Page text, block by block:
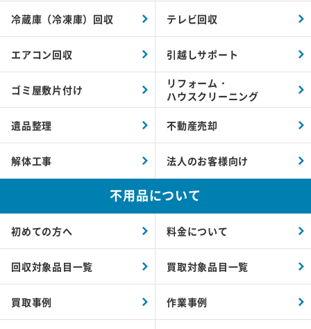
冷蔵庫（冷凍庫）回収 テレビ回収
エアコン回収 引越しサポート
ゴミ屋敷片付け
リフォーム・
ハウスクリーニング
遺品整理 不動産売却
解体工事 法人のお客様向け
不用品について
初めての方へ 料金について
回収対象品目一覧 買取対象品目一覧
買取事例 作業事例